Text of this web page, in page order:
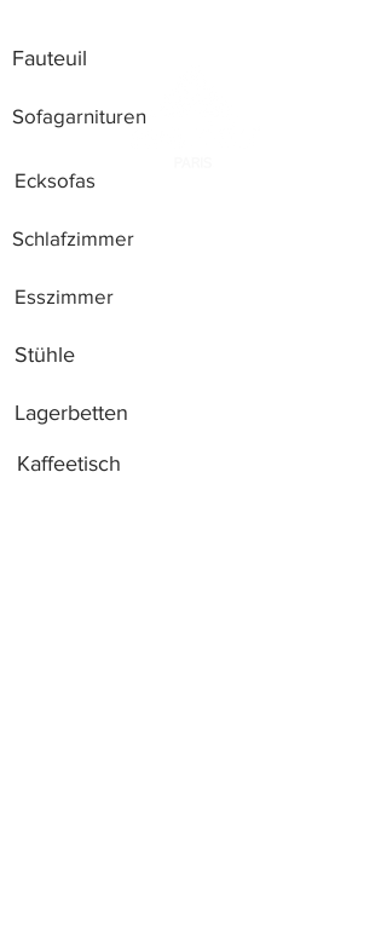
Fauteuil
Sofagarnituren
Ecksofas
Schlafzimmer
Esszimmer
Stühle
Lagerbetten
Kaffeetisch